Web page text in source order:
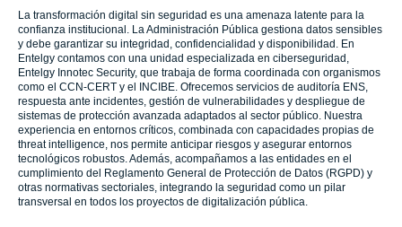
La transformación digital sin seguridad es una amenaza latente para la
confianza institucional. La Administración Pública gestiona datos sensibles
y debe garantizar su integridad, confidencialidad y disponibilidad. En
Entelgy contamos con una unidad especializada en ciberseguridad,
Entelgy Innotec Security, que trabaja de forma coordinada con organismos
como el CCN-CERT y el INCIBE. Ofrecemos servicios de auditoría ENS,
respuesta ante incidentes, gestión de vulnerabilidades y despliegue de
sistemas de protección avanzada adaptados al sector público. Nuestra
experiencia en entornos críticos, combinada con capacidades propias de
threat intelligence, nos permite anticipar riesgos y asegurar entornos
tecnológicos robustos. Además, acompañamos a las entidades en el
cumplimiento del Reglamento General de Protección de Datos (RGPD) y
otras normativas sectoriales, integrando la seguridad como un pilar
transversal en todos los proyectos de digitalización pública.